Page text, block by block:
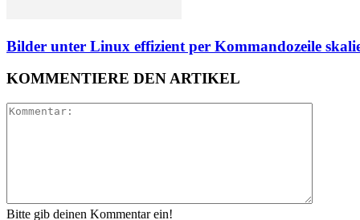
Bilder unter Linux effizient per Kommandozeile
KOMMENTIERE DEN ARTIKEL
Bitte gib deinen Kommentar ein!